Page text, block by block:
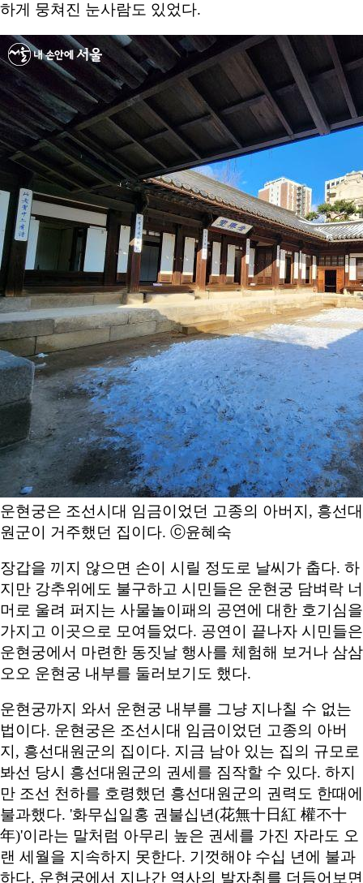
하게 뭉쳐진 눈사람도 있었다.
운현궁은 조선시대 임금이었던 고종의 아버지, 흥선대
원군이 거주했던 집이다. ⓒ윤혜숙
장갑을 끼지 않으면 손이 시릴 정도로 날씨가 춥다. 하
지만 강추위에도 불구하고 시민들은 운현궁 담벼락 너
머로 울려 퍼지는 사물놀이패의 공연에 대한 호기심을
가지고 이곳으로 모여들었다. 공연이 끝나자 시민들은
운현궁에서 마련한 동짓날 행사를 체험해 보거나 삼삼
오오 운현궁 내부를 둘러보기도 했다.
운현궁까지 와서 운현궁 내부를 그냥 지나칠 수 없는
법이다. 운현궁은 조선시대 임금이었던 고종의 아버
지, 흥선대원군의 집이다. 지금 남아 있는 집의 규모로
봐선 당시 흥선대원군의 권세를 짐작할 수 있다. 하지
만 조선 천하를 호령했던 흥선대원군의 권력도 한때에
불과했다. '화무십일홍 권불십년(花無十日紅 權不十
年)'이라는 말처럼 아무리 높은 권세를 가진 자라도 오
랜 세월을 지속하지 못한다. 기껏해야 수십 년에 불과
하다. 운현궁에서 지나간 역사의 발자취를 더듬어보면